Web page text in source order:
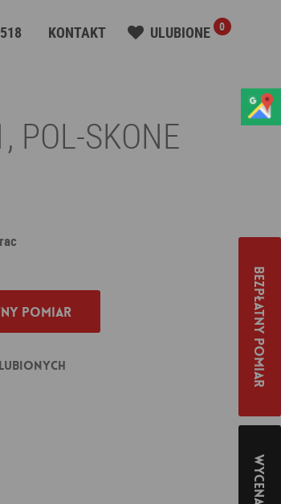
KONTAKT ULUBIONE 0
POL-SKONE
pomiar Bezpłatny pomiar